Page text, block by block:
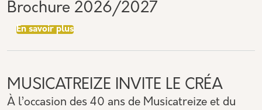
Brochure 2026/2027
En savoir plussur Brochure 2026/2027
MUSICATREIZE INVITE LE CRÉA
À l’occasion des 40 ans de Musicatreize et du